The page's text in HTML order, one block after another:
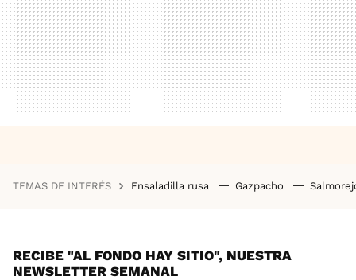
TEMAS DE INTERÉS Ensaladilla rusa Gazpacho
RECIBE "AL FONDO HAY SITIO", NUESTRA
NEWSLETTER SEMANAL